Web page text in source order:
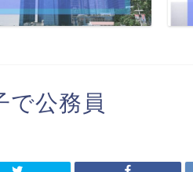
で公務員